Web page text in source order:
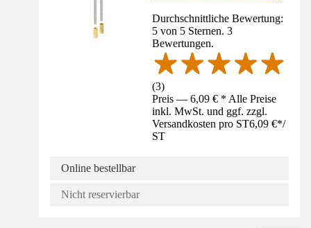
Durchschnittliche Bewertung:
5 von 5 Sternen. 3
Bewertungen.
(3)
Preis — 6,09 € * Alle Preise
inkl. MwSt. und ggf. zzgl.
Versandkosten pro ST6,09 €*/
ST
Online bestellbar
Nicht reservierbar